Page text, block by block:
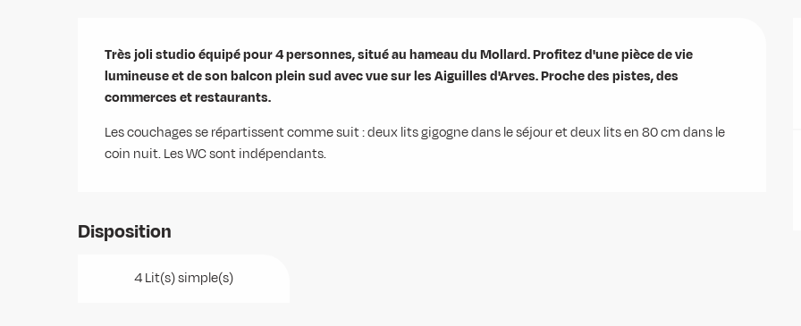
Description
Très joli studio équipé pour 4 personnes, situé au hameau du Mollard. Profitez d'une pièce de vie
lumineuse et de son balcon plein sud avec vue sur les Aiguilles d'Arves. Proche des pistes, des
commerces et restaurants.
Les couchages se répartissent comme suit : deux lits gigogne dans le séjour et deux lits en 80 cm dans le
coin nuit. Les WC sont indépendants.
Disposition
4 Lit(s) simple(s)